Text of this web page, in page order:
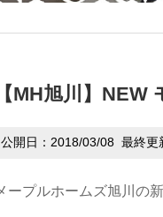
【MH旭川】
公開日： 2018/03/08最終更
ープルホームズ旭川の